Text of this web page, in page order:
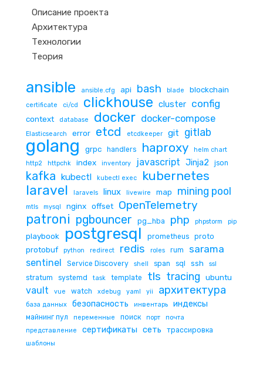
Описание проекта
Архитектура
Технологии
Теория
ansible ansible.cfg api bash blade blockchain
certificate ci/cd clickhouse cluster config
context database docker docker-compose
Elasticsearch error etcd etcdkeeper git gitlab
golang grpc handlers haproxy
helm chart
http2
httpchk index inventory javascript Jinja2 json
kafka kubectl kubectl exec kubernetes
laravel laravels linux livewire map mining pool
mtls mysql nginx offset OpenTelemetry
patroni pgbouncer pg_hba php phpstorm pip
playbook postgresql prometheus proto
protobuf python redirect redis roles rum sarama
sentinel Service Discovery shell span sql ssh ssl
stratum systemd task template tls tracing ubuntu
vault vue watch xdebug yaml yii архитектура
база данных безопасность инвентарь индексы
майнинг пул переменные поиск порт
почта
представление
сертификаты сеть трассировка
шаблоны